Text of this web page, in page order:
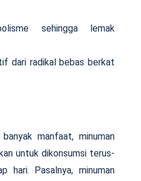
sehingga lemak
dari radikal bebas berkat
manfaat, minuman
untuk dikonsumsi terus-
hari. Pasalnya, minuman